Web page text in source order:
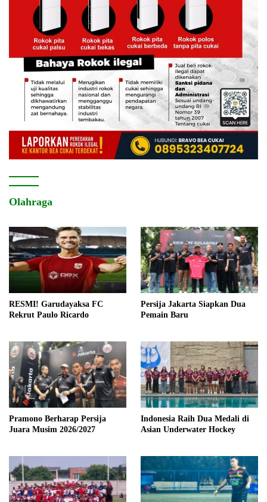
Olahraga
RESMI! Garudayaksa FC
Rekrut Paulo Ricardo
Persija Jakarta Siapkan Dua
Pemain Baru
Pramono Berharap Persija
Juara Musim 2026/2027
Indonesia Raih Dua Medali di
Asian Underwater Hockey